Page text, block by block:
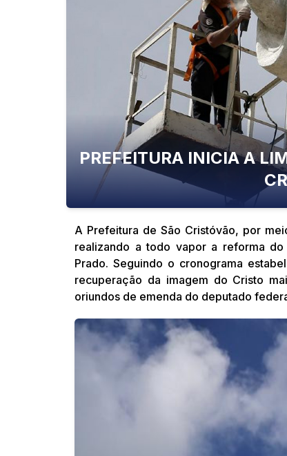
PREFEITURA INICIA A
A Prefeitura de São Cristóvão, por
realizando a todo vapor a reforma
Prado. Seguindo o cronograma
recuperação da imagem do Cristo
oriundos de emenda do deputado